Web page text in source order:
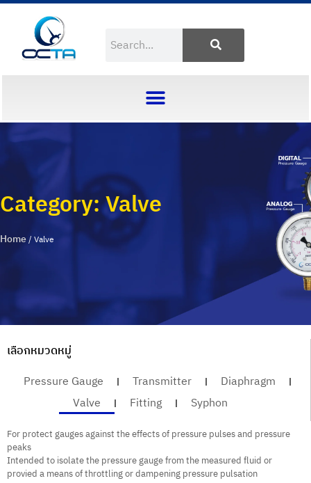
Category: Valve
Home/ Valve
เลือกหมวดหมู่
Pressure Gauge
Transmitter
Diaphragm
Valve
Fitting Syphon
For protect gauges against the effects of pressure pulses and pressure
peaks
Intended to isolate the pressure gauge from the measured fluid or
provied a means of throttling or dampening pressure pulsation